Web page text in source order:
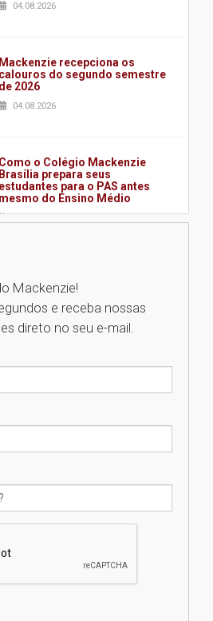
04.08.2026
Mackenzie recepciona os
calouros do segundo semestre
de 2026
04.08.2026
Como o Colégio Mackenzie
Brasília prepara seus
estudantes para o PAS antes
mesmo do Ensino Médio
04.08.2026
educação dos filhos além da
04.08.2026
para debater
Professora do Mackenzie é
finalista do Prêmio Jabuti com
04.08.2026
Mackenzie!
e receba nossas
direto no seu e-mail.